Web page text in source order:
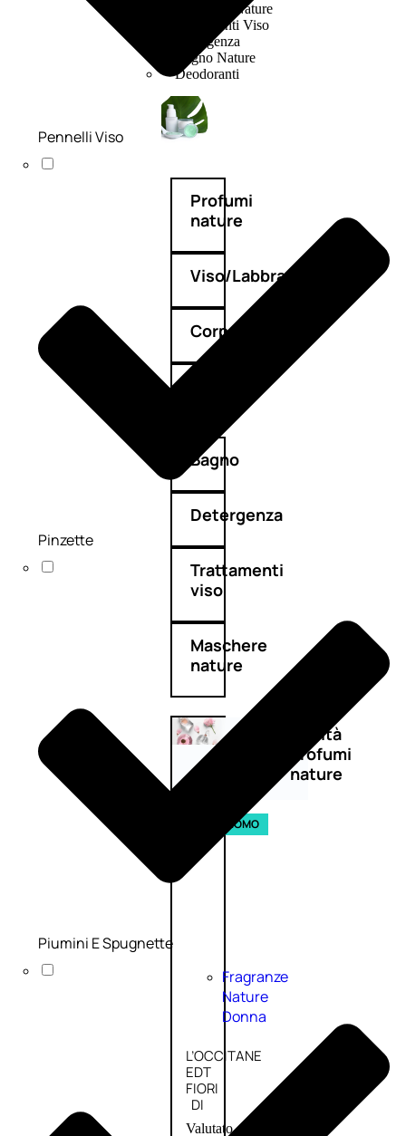
Maschera Nature
Trattamenti Viso
Detergenza
Bagno Nature
Deodoranti
Profumi
nature
Viso/Labbra/Occhi
Corpo
Bagno
Detergenza
Trattamenti
viso
Maschere
nature
Novità
profumi
nature
PROMO
Fragranze
Nature
Donna
L’OCCITANE
EDT
FIORI
DI
Valutato
Pennelli Viso
Pinzette
Piumini E Spugnette